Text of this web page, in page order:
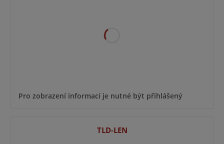
Pro zobrazení informací je nutné být přihlášený
TLD-LEN